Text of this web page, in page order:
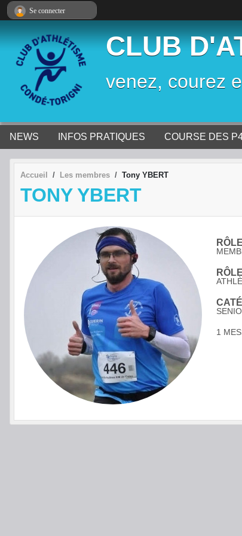
CLUB
venez, courez
NEWS INFOS PRATIQUES COURSE DES
Accueil Les membres Tony YBERT
TONY YBERT
1
Se connecter
Panneau de gestion des cookies